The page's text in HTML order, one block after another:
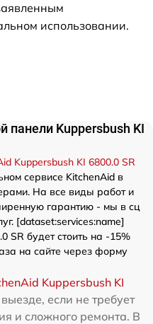
использовании.
панели Kuppersbush KI
Kuppersbush KI 6800.0 SR
сервисе KitchenAid в
На все виды работ и
гарантию - мы в сц
[dataset:services:name]
SR будет стоить на -15%
на сайте через форму
Kuppersbush KI
если не требует
и сложного ремонта. В